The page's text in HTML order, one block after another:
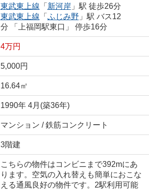
東武東上線 「 新河岸 」駅 徒歩26分
東武東上線 「 ふじみ野 」駅 バス12
分 「上福岡駅東口」 停歩16分
4万円
5,000円
16.64㎡
1990年 4月(築36年)
マンション / 鉄筋コンクリート
3階建
こちらの物件はコンビニまで392mにあ
ります。空気の入れ替えも簡単におこな
える通風良好の物件です。2駅利用可能